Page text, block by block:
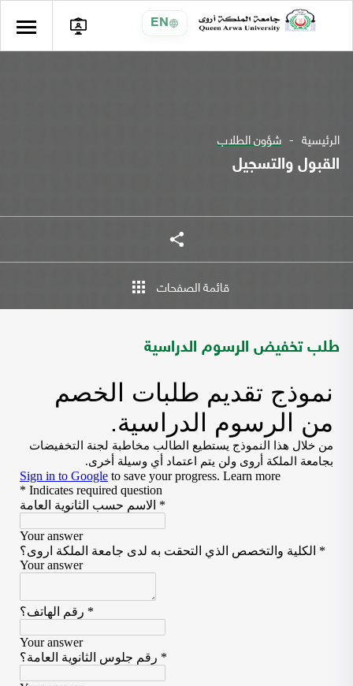
EN
الرئيسية شؤون الطلاب
القبول والتسجيل
شارك
قائمة الصفحات
طلب تخفيض الرسوم الدراسية